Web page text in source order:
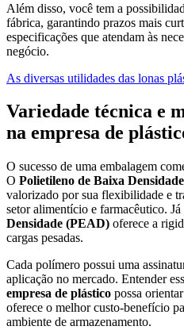
Além disso, você tem a
fábrica, garantindo prazos mais
especificações que atendam às
negócio.
As diversas utilidades das lonas
Variedade técnica e
na empresa de
O sucesso de uma embalagem
O Polietileno de Baixa
valorizado por sua flexibilidade e
setor alimentício e farmacêutico. Já
Densidade (PEAD) oferece a
cargas pesadas.
Cada polímero possui uma
aplicação no mercado. Entender
empresa de plástico possa
oferece o melhor custo-benefício
ambiente de armazenamento.